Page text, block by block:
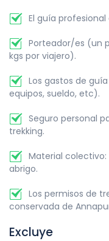
El guía
Porteador/es (un
kgs por viajero).
Los gastos de
equipos, sueldo, etc).
Seguro personal
trekking.
Material
abrigo.
Los permisos de
conservada de
Excluye